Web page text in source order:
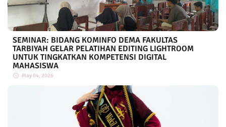
SEMINAR: BIDANG KOMINFO DEMA FAKULTAS
TARBIYAH GELAR PELATIHAN EDITING LIGHTROOM
UNTUK TINGKATKAN KOMPETENSI DIGITAL
MAHASISWA
May 04, 2026